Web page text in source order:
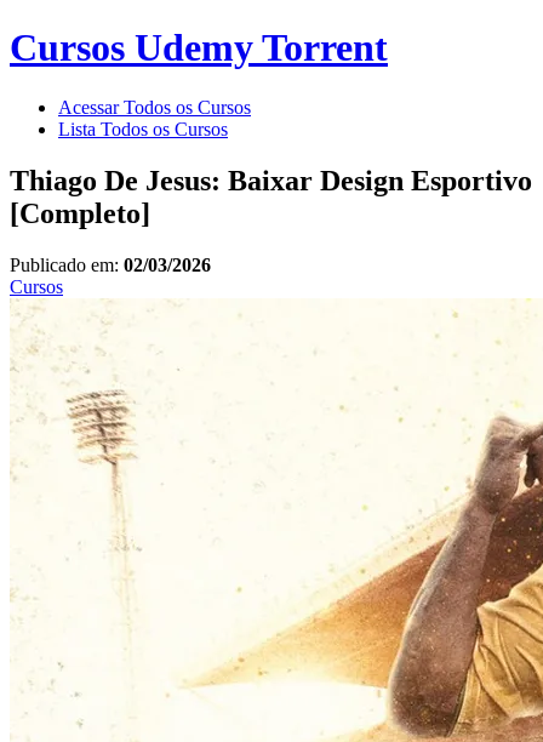
Cursos Udemy Torrent
Acessar Todos os Cursos
Lista Todos os Cursos
Thiago De Jesus: Baixar Design Esportivo
[Completo]
Publicado em: 02/03/2026
Cursos